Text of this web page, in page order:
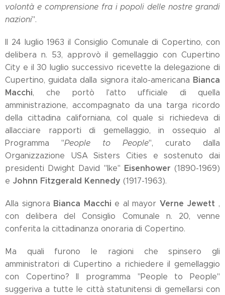
volontà e comprensione fra i popoli delle nostre grandi
nazioni".
Il 24 luglio 1963 il Consiglio Comunale di Copertino, con
delibera n. 53, approvò il gemellaggio con Cupertino
City e il 30 luglio successivo ricevette la delegazione di
Cupertino, guidata dalla signora italo-americana Bianca
Macchi, che portò l'atto ufficiale di quella
amministrazione, accompagnato da una targa ricordo
della cittadina californiana, col quale si richiedeva di
allacciare rapporti di gemellaggio, in ossequio al
Programma "People to People", curato dalla
Organizzazione USA Sisters Cities e sostenuto dai
presidenti Dwight David "Ike" Eisenhower (1890-1969)
e Johnn Fitzgerald Kennedy (1917-1963).
Alla signora Bianca Macchi e al mayor Verne Jewett ,
con delibera del Consiglio Comunale n. 20, venne
conferita la cittadinanza onoraria di Copertino.
Ma quali furono le ragioni che spinsero gli
amministratori di Cupertino a richiedere il gemellaggio
con Copertino? Il programma "People to People"
suggeriva a tutte le città statunitensi di gemellarsi con